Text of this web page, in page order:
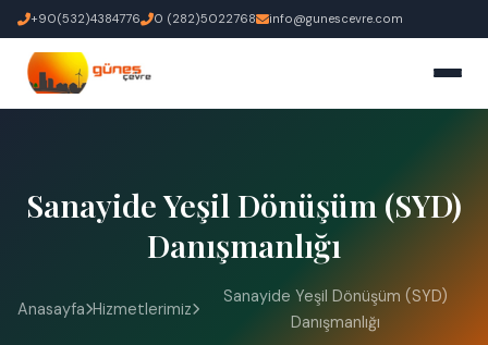
+90(532)4384776 0 (282)5022768 info@gunescevre.com
Sanayide Yeşil Dönüşüm (SYD)
Danışmanlığı
Anasayfa Hizmetlerimiz
Sanayide Yeşil Dönüşüm (SYD)
Danışmanlığı